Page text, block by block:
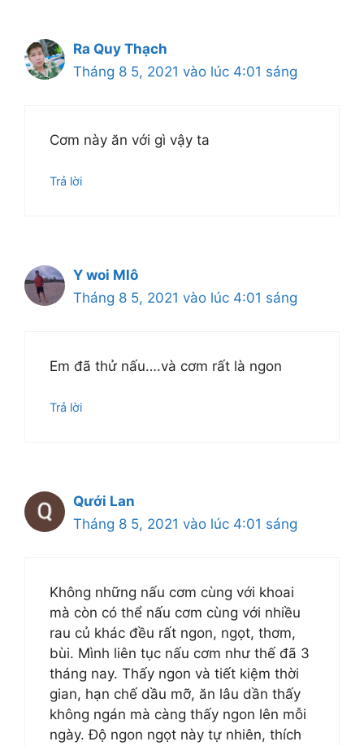
Ra Quy Thạch
Tháng 8 5, 2021 vào lúc 4:01 sáng
Cơm này ăn với gì vậy ta
Trả lời
Y woi Mlô
Tháng 8 5, 2021 vào lúc 4:01 sáng
Em đã thử nấu….và cơm rất là ngon
Trả lời
Qưới Lan
Tháng 8 5, 2021 vào lúc 4:01 sáng
Không những nấu cơm cùng với khoai
mà còn có thể nấu cơm cùng với nhiều
rau củ khác đều rất ngon, ngọt, thơm,
bùi. Mình liên tục nấu cơm như thế đã 3
tháng nay. Thấy ngon và tiết kiệm thời
gian, hạn chế dầu mỡ, ăn lâu dần thấy
không ngán mà càng thấy ngon lên mỗi
ngày. Độ ngon ngọt này tự nhiên, thích